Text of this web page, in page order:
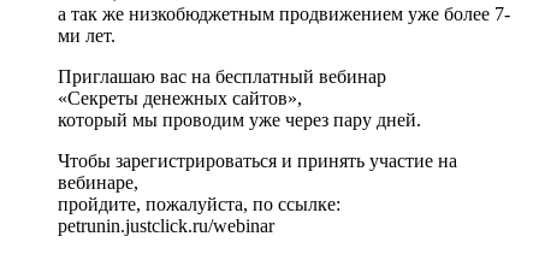
а так же низкобюджетным продвижением уже более 7-
ми лет.
Приглашаю вас на бесплатный вебинар
«Секреты денежных сайтов»,
который мы проводим уже через пару дней.
Чтобы зарегистрироваться и принять участие на
вебинаре,
пройдите, пожалуйста, по ссылке:
petrunin.justclick.ru/webinar